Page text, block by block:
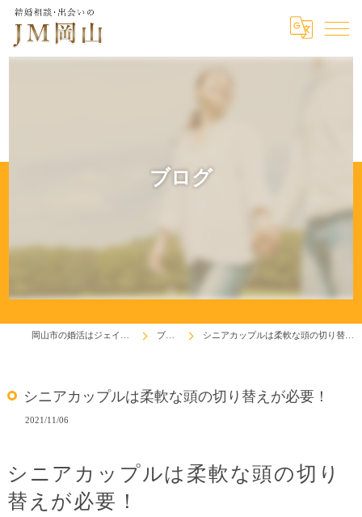
ブログ
ブログ シニアカップルは柔軟な頭の切り替えが必要！
シニアカップルは柔軟な頭の切り替えが必要！
2021/11/06
シニアカップルは柔軟な頭の切り
替えが必要！